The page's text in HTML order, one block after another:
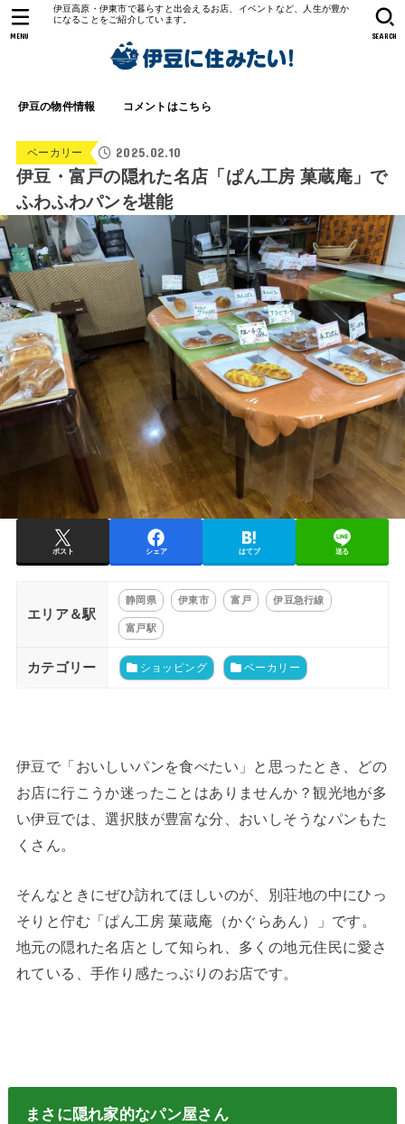
伊豆高原・伊東市で暮らすと出会えるお店、イベントなど、人生が豊か
になることをご紹介しています。
伊豆の物件情報 コメントはこちら
SEARCH
MENU
ベーカリー 2025.02.10
伊豆・富戸の隠れた名店「ぱん工房 菓蔵庵」で
ふわふわパンを堪能
ポスト シェア はてブ 送る
エリア＆駅
静岡県 伊東市 富戸 伊豆急行線
富戸駅
カテゴリー ショッピング ベーカリー
伊豆で「おいしいパンを食べたい」と思ったとき、どの
お店に行こうか迷ったことはありませんか？観光地が多
い伊豆では、選択肢が豊富な分、おいしそうなパンもた
くさん。
そんなときにぜひ訪れてほしいのが、別荘地の中にひっ
そりと佇む「ぱん工房 菓蔵庵（かぐらあん）」です。
地元の隠れた名店として知られ、多くの地元住民に愛さ
れている、手作り感たっぷりのお店です。
まさに隠れ家的なパン屋さん